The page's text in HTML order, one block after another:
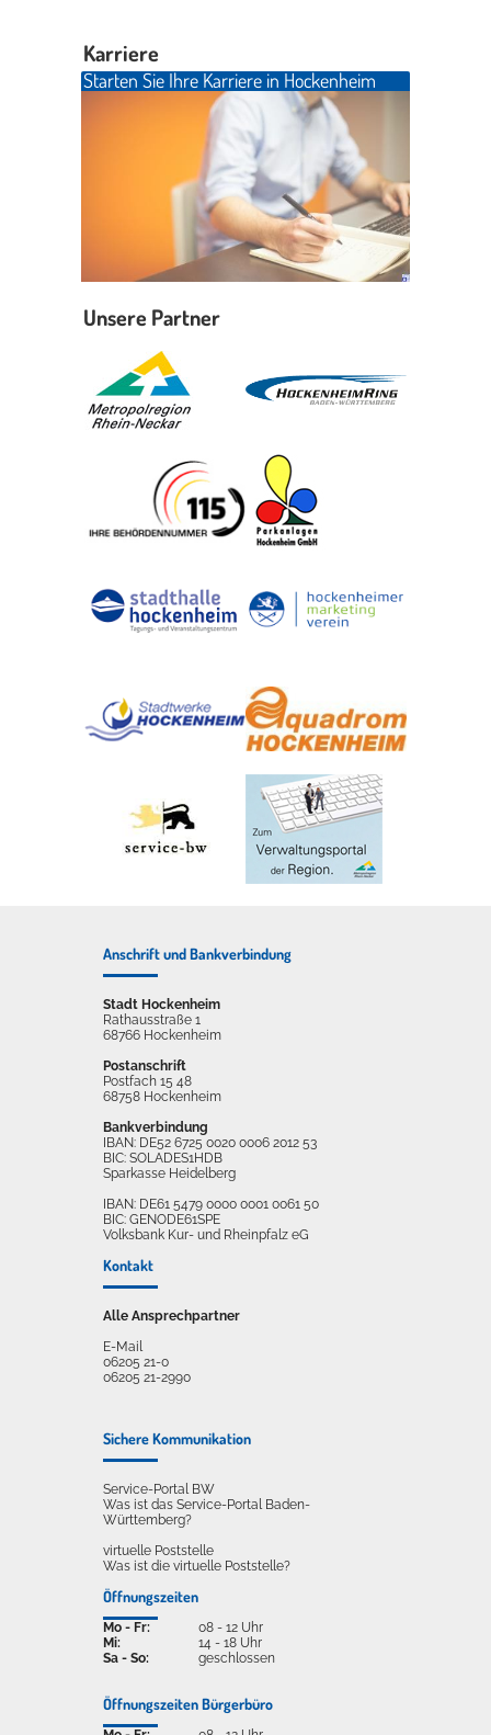
Karriere
Starten Sie Ihre Karriere in Hockenheim
Unsere Partner
Anschrift und Bankverbindung
Stadt Hockenheim
Rathausstraße 1
68766 Hockenheim
Postanschrift
Postfach 15 48
68758 Hockenheim
Bankverbindung
IBAN: DE52 6725 0020 0006 2012 53
BIC: SOLADES1HDB
Sparkasse Heidelberg
IBAN: DE61 5479 0000 0001 0061 50
BIC: GENODE61SPE
Volksbank Kur- und Rheinpfalz eG
Kontakt
Alle Ansprechpartner
E-Mail
06205 21-0
06205 21-2990
Sichere Kommunikation
Service-Portal BW
Was ist das Service-Portal Baden-
Württemberg?
virtuelle Poststelle
Was ist die virtuelle Poststelle?
Öffnungszeiten
Mo - Fr:
Mi:
Sa - So:
08 - 12 Uhr
14 - 18 Uhr
geschlossen
Öffnungszeiten Bürgerbüro